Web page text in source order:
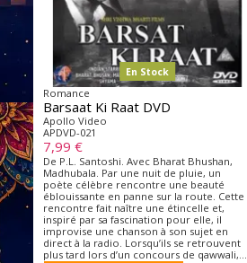
En Stock
Romance
Barsaat Ki Raat DVD
Apollo Video
APDVD-021
7,99 €
De P.L. Santoshi. Avec Bharat Bhushan,
Madhubala. Par une nuit de pluie, un
poète célèbre rencontre une beauté
éblouissante en panne sur la route. Cette
rencontre fait naître une étincelle et,
inspiré par sa fascination pour elle, il
improvise une chanson à son sujet en
direct à la radio. Lorsqu’ils se retrouvent
plus tard lors d’un concours de qawwali,...